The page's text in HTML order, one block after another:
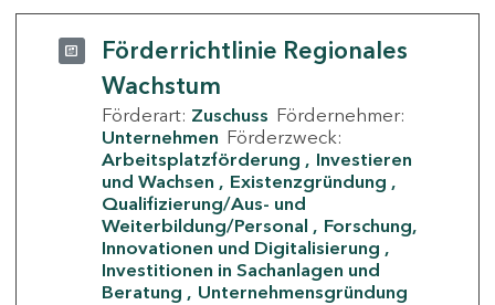
Förderrichtlinie Regionales
Wachstum
Förderart: Zuschuss Fördernehmer:
Unternehmen Förderzweck:
Arbeitsplatzförderung
Investieren
und Wachsen
Existenzgründung
Qualifizierung/Aus- und
Weiterbildung/Personal
Forschung,
Innovationen und Digitalisierung
Investitionen in Sachanlagen und
Beratung
Unternehmensgründung